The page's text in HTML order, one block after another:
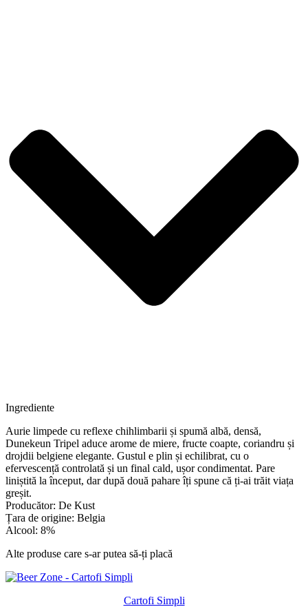
Ingrediente
Aurie limpede cu reflexe chihlimbarii și spumă albă, densă,
Dunekeun Tripel aduce arome de miere, fructe coapte, coriandru și
drojdii belgiene elegante. Gustul e plin și echilibrat, cu o
efervescență controlată și un final cald, ușor condimentat. Pare
liniștită la început, dar după două pahare îți spune că ți-ai trăit viața
greșit.
Producător: De Kust
Țara de origine: Belgia
Alcool: 8%
Alte produse care s-ar putea să-ți placă
Cartofi Simpli